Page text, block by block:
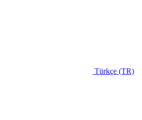
Türkçe (TR)